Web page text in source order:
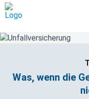
Was, wenn die